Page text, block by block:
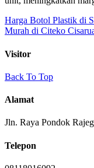
Harga Botol Plastik di
Murah di Citeko
Visitor
Back To Top
Alamat
Jln. Raya Pondok
Telepon